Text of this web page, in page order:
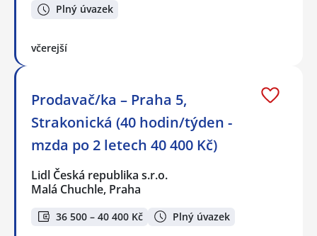
Plný úvazek
včerejší
Prodavač/ka – Praha 5,
Strakonická (40 hodin/týden -
mzda po 2 letech 40 400 Kč)
Lidl Česká republika s.r.o.
Malá Chuchle, Praha
36 500 – 40 400 Kč Plný úvazek